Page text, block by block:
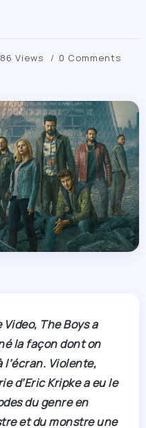
Views 0 Comments
The Boys a
la façon dont on
Violente,
d’Eric Kripke a eu le
du genre en
et du monstre une